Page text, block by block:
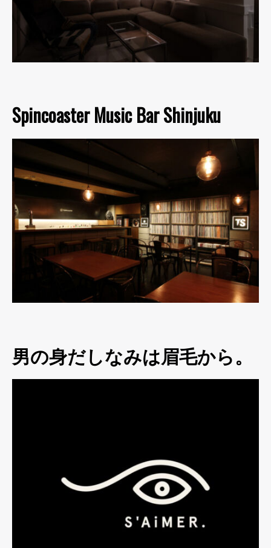
Spincoaster Music Bar Shinjuku
男の身だしなみは眉毛から。